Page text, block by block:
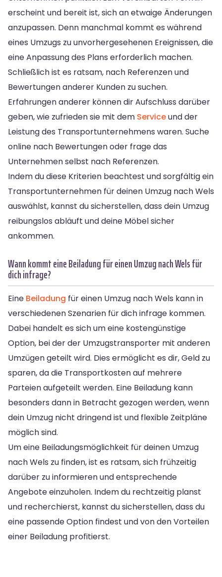
erscheint und bereit ist, sich an etwaige Änderungen
anzupassen. Denn manchmal kommt es während
eines Umzugs zu unvorhergesehenen Ereignissen, die
eine Anpassung des Plans erforderlich machen.
Schließlich ist es ratsam, nach Referenzen und
Bewertungen anderer Kunden zu suchen.
Erfahrungen anderer können dir Aufschluss darüber
geben, wie zufrieden sie mit dem Serviceund der
Leistung des Transportunternehmens waren. Suche
online nach Bewertungen oder frage das
Unternehmen selbst nach Referenzen.
Indem du diese Kriterien beachtest und sorgfältig ein
Transportunternehmen für deinen Umzug nach Wels
auswählst, kannst du sicherstellen, dass dein Umzug
reibungslos abläuft und deine Möbel sicher
ankommen.
Wann kommt eine Beiladung für einen Umzug nach Wels für
dich infrage?
Eine Beiladung für einen Umzug nach Wels kann in
verschiedenen Szenarien für dich infrage kommen.
Dabei handelt es sich um eine kostengünstige
Option, bei der der Umzugstransporter mit anderen
Umzügen geteilt wird. Dies ermöglicht es dir, Geld zu
sparen, da die Transportkosten auf mehrere
Parteien aufgeteilt werden. Eine Beiladung kann
besonders dann in Betracht gezogen werden, wenn
dein Umzug nicht dringend ist und flexible Zeitpläne
möglich sind.
Um eine Beiladungsmöglichkeit für deinen Umzug
nach Wels zu finden, ist es ratsam, sich frühzeitig
darüber zu informieren und entsprechende
Angebote einzuholen. Indem du rechtzeitig planst
und recherchierst, kannst du sicherstellen, dass du
eine passende Option findest und von den Vorteilen
einer Beiladung profitierst.